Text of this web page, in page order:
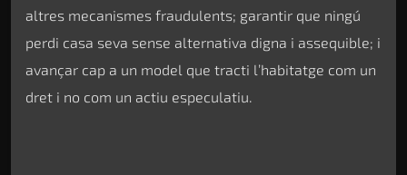
altres mecanismes fraudulents; garantir que ningú
perdi casa seva sense alternativa digna i assequible; i
avançar cap a un model que tracti l’habitatge com un
dret i no com un actiu especulatiu.